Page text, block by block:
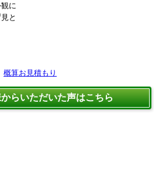
に
と
らいただいた声はこちら